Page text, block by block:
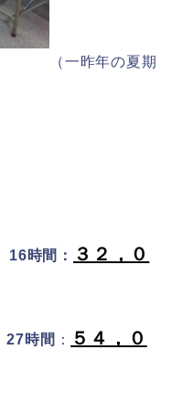
（一昨年の夏期
16時間：
３２，０
27時間 ：
５４，０